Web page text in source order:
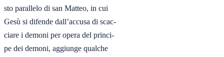
sto parallelo di san Matteo, in cui
Gesù si difende dall’accusa di scac-
ciare i demoni per opera del princi-
pe dei demoni, aggiunge qualche